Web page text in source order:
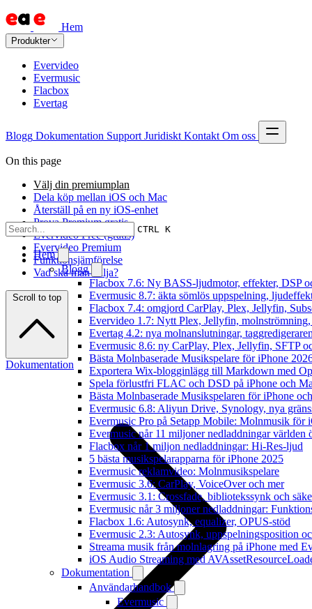
Hem
Produkter
Evervideo
Evermusic
Flacbox
Evertag
Blogg Dokumentation Support Juridiskt Kontakt Om oss
CTRL K
Hem
Blogg
Flacbox 7.6: Ny BASS-ljudmotor, effekter, DSP
Evermusic 8.7: äkta sömlös uppspelning,
Flacbox 7.4: omgjord CarPlay, Plex, Jellyfin,
Evervideo 1.7: Nytt Plex, Jellyfin, molnströmning,
Evertag 4.2: nya molnanslutningar,
Evermusic 8.6: ny CarPlay, Plex, Jellyfin, SFTP
Bästa Molnbaserade Musikspelare för iPhone
Exportera Wix-blogginlägg till Markdown med
Spela förlustfri FLAC och DSD på iPhone och
Bästa Molnbaserade Musikspelaren för iPhone
Evermusic 6.8: Aliyun Drive, Synology, nya
Evermusic Pro på Setapp Mobile: Molnmusik för
Evermusic når 11 miljoner nedladdningar världen
Flacbox når 1 miljon nedladdningar: Hi-Res-ljud
5 bästa musikspelarapparna för iPhone 2025
Evermusic reklamvideo: Molnmusikspelare
Evermusic 3.6: CarPlay, VoiceOver och mer
Evermusic 3.1: Crossfade, bibliotekssynk och
Evermusic når 3 miljoner nedladdningar:
Flacbox 1.6: Autosynk, equalizer, OPUS-stöd
Evermusic 2.3: Autosynk, uppspelningsposition
Streama musik från molnlagring på iPhone med
iOS Audio Streaming med
Dokumentation
Användarhandbok
Evermusic
On this page
Välj din premiumplan
Dela köp mellan iOS och Mac
Återställ på en ny iOS-enhet
Prova Premium gratis
Evervideo Free (gratis)
Evervideo Premium
Funktionsjämförelse
Vad ska man välja?
Scroll to top
Dokumentation